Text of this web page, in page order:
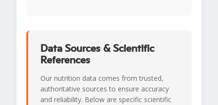
Data Sources & Scientific
References
Our nutrition data comes from trusted,
authoritative sources to ensure accuracy
and reliability. Below are specific scientific